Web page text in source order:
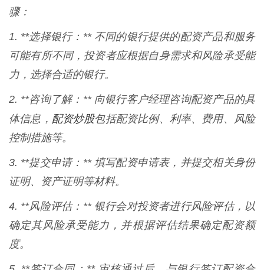
骤：
1. **选择银行：** 不同的银行提供的配资产品和服务
可能有所不同，投资者应根据自身需求和风险承受能
力，选择合适的银行。
2. **咨询了解：** 向银行客户经理咨询配资产品的具
体信息， 配资炒股包括配资比例、利率、费用、风险
控制措施等。
3. **提交申请：** 填写配资申请表，并提交相关身份
证明、资产证明等材料。
4. **风险评估：** 银行会对投资者进行风险评估，以
确定其风险承受能力，并根据评估结果确定配资额
度。